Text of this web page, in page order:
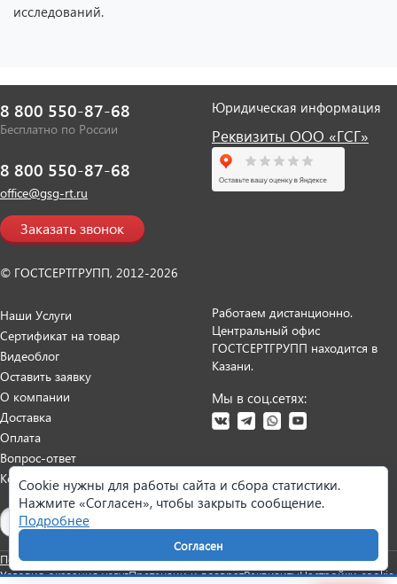
исследований.
8 800 550-87-68
Бесплатно по России
8 800 550-87-68
office@gsg-rt.ru
Заказать звонок
© ГОСТСЕРТГРУПП, 2012-2026
Юридическая информация
Реквизиты ООО «ГСГ»
Наши Услуги
Сертификат на товар
Видеоблог
Оставить заявку
О компании
Доставка
Оплата
Вопрос-ответ
Контакты
Работаем дистанционно.
Центральный офис
ГОСТСЕРТГРУПП находится в
Казани.
Мы в соц.сетях:
Политика персональных данныхСогласие на обработку данных
Условия оказания услугПретензии и возвратРеквизитыНастройки cookie
Cookie нужны для работы сайта и сбора статистики.
Нажмите «Согласен», чтобы закрыть сообщение.
Подробнее
Согласен